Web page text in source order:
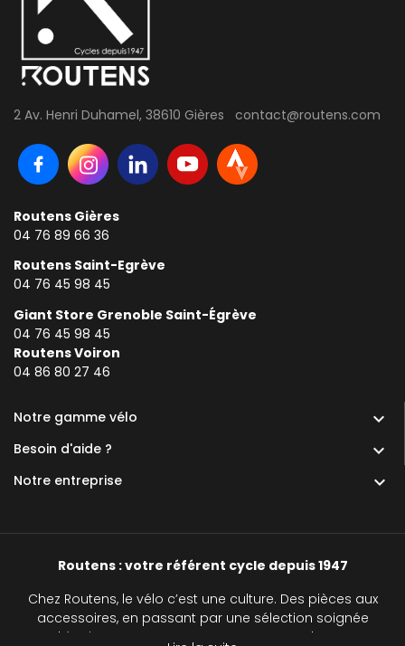
2 Av. Henri Duhamel, 38610 Gières contact@routens.com
Routens Gières
04 76 89 66 36
Routens Saint-Egrève
04 76 45 98 45
Giant Store Grenoble Saint-Égrève
04 76 45 98 45
Routens Voiron
04 86 80 27 46
Notre gamme vélo 
Besoin d'aide ? 
Notre entreprise 
Routens : votre référent cycle depuis 1947
Chez Routens, le vélo c’est une culture. Des pièces aux
accessoires, en passant par une sélection soignée
d’équipements, nous accompagnons chaque